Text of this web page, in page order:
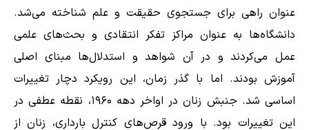
عنوان راهی برای جستجوی حقیقت و علم شناخته می‌شد.
دانشگاه‌ها به عنوان مراکز تفکر انتقادی و بحث‌های علمی
عمل می‌کردند و در آن شواهد و استدلال‌ها مبنای اصلی
آموزش بودند. اما با گذر زمان، این رویکرد دچار تغییرات
اساسی شد. جنبش زنان در اواخر دهه ۱۹۶۰، نقطه عطفی در
این تغییرات بود. با ورود قرص‌های کنترل بارداری، زنان از